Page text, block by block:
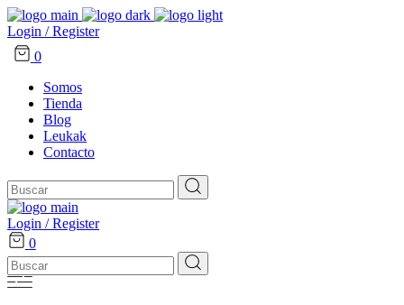
Login / Register
0
Somos
Tienda
Blog
Leukak
Contacto
Search
for:
Login / Register
0
Search
for: